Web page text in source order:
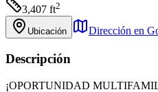
3,407 ft2
Ubicación Dirección en
Descripción
¡OPORTUNIDAD